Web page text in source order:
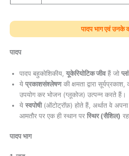
पादप भाग एवं उनके
पादप
पादप बहुकोशिकीय, यूकेरियोटिक जीवहैं जो
ये प्रकाशसंश्लेषणकी क्षमता द्वारा
उपयोग कर भोजन (ग्लूकोज) उत्पन्न करते हैं।
ये स्वपोषी(ऑटोट्रॉफ़) होते हैं, अर्थात वे
आमतौर पर एक ही स्थान पर स्थिर (सैशिल)
पादप भाग